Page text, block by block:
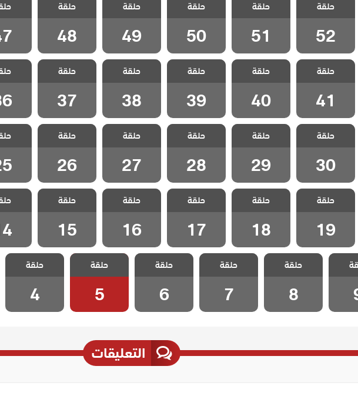
مدبلج الحلقة 52
حلقة
52
مدبلج الحلقة 51
حلقة
51
مدبلج الحلقة 50
حلقة
50
مدبلج الحلقة 49
حلقة
49
مدبلج الحلقة 48
حلقة
48
مدبلج
مسلسل البطل
مدبلج الحلقة 41
حلقة
41
مسلسل البطل
مدبلج الحلقة 40
حلقة
40
مسلسل البطل
مدبلج الحلقة 39
حلقة
39
مسلسل البطل
مدبلج الحلقة 38
حلقة
38
مسلسل البطل
مدبلج الحلقة 37
حلقة
37
مسلسل
مدبلج
مسلسل البطل
مدبلج الحلقة 30
حلقة
30
مسلسل البطل
مدبلج الحلقة 29
حلقة
29
مسلسل البطل
مدبلج الحلقة 28
حلقة
28
مسلسل البطل
مدبلج الحلقة 27
حلقة
27
مسلسل البطل
مدبلج الحلقة 26
حلقة
26
مسلسل
مدبلج
مسلسل البطل
مدبلج الحلقة 19
حلقة
19
مسلسل البطل
مدبلج الحلقة 18
حلقة
18
مسلسل البطل
مدبلج الحلقة 17
حلقة
17
مسلسل البطل
مدبلج الحلقة 16
حلقة
16
مسلسل البطل
مدبلج الحلقة 15
حلقة
15
مسلسل
مدبلج
9
مسلسل البطل
مدبلج الحلقة 8
حلقة
8
مسلسل البطل
مدبلج الحلقة 7
حلقة
7
مسلسل البطل
مدبلج الحلقة 6
حلقة
6
مسلسل البطل
مدبلج الحلقة 5
حلقة
5
مسلسل البطل
مدبلج الحلقة 4
حلقة
4
التعليقات